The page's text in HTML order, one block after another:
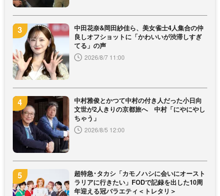
中田花奈&岡田紗佳ら、美女雀士4人集合の仲
良しオフショットに「かわいいが渋滞しすぎ
てる」の声
2026/8/7 11:00
中村雅俊とかつて中村の付き人だった小日向
文世が2人きりの京都旅へ 中村「にやにやし
ちゃう」
2026/8/5 12:00
超特急･タカシ「カモノハシに会いにオースト
ラリアに行きたい」FODで記録を出した10周
年迎える冠バラエティ＜トレタリ＞